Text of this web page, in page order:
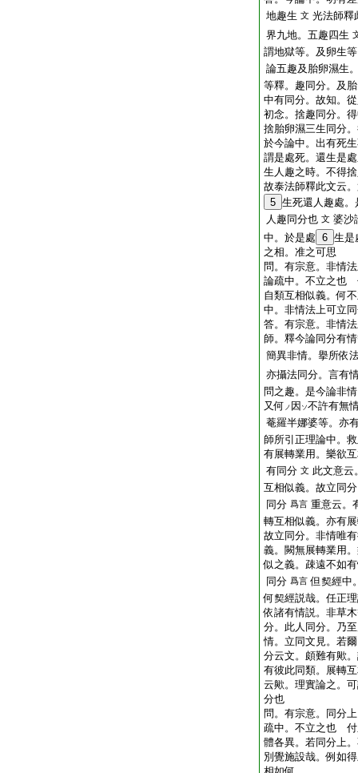
地趣生 文 光法師釋
界九地。五趣四生
謂地獄等。及卵生
論五趣及胎卵濕生
等釋。趣同分。及
中有同分。故知。
初念。捨趣同分。
捨胎卵濕三生同分
於今論中。出有死
謂是處死。還生是
生人趣之時。不得
故泰法師釋此文云
5 生死還人趣處
人趣同分也 文 婆沙
中。於是處 6 生是
之相。准之可思
問。有宗意。非情
論疏中。不立之也
自類互相似義。何
中。非情法上可立
答。有宗意。非情
師。釋今論同分有
簡異非情。擧所依
亦攝法同分。言有
問之趣。是今論非
又何 ノ 因 ソ不許有無
菴羅半娜婆等。亦
師所引正理論中。
有展轉業用。樂欲
有同分 文 此文意云
互相似義。故立同
同分 爲言 重意云。
轉互相似義。亦有
故立同分。非情唯
義。闕無展轉業用
似之義。疎遠不如
同分 爲言 但契經中
何契經説哉。任正
依諸有情説。非草
分。此人同分。乃
情。立同文見。若
分云文。頗難有歟
有彼此同類。展轉
云歟。理實論之。
分也
問。有宗意。同分
疏中。不立之也 付
體各異。若同分上
別覺施設哉。例如